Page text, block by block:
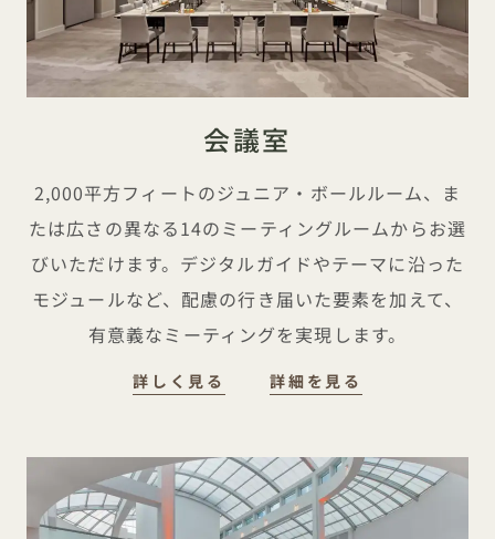
会議室
2,000平方フィートのジュニア・ボールルーム、ま
たは広さの異なる14のミーティングルームからお選
びいただけます。デジタルガイドやテーマに沿った
モジュールなど、配慮の行き届いた要素を加えて、
有意義なミーティングを実現します。
詳しく見る 会議室詳細を見る